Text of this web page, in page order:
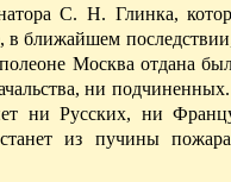
С. Н. Глинка,
в ближайшем
Москва отдана
ни
ни Русских, ни
из пучины пожара